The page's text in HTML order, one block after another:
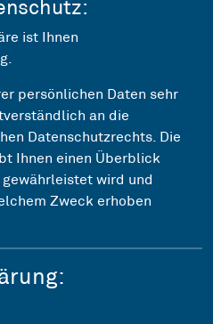
ist Ihnen
persönlichen Daten sehr
an die
Datenschutzrechts. Die
Ihnen einen Überblick
wird und
Zweck erhoben